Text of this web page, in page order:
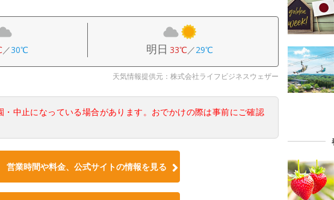
／30℃ 明日 33℃／29℃
天気情報提供元：株式会社ライフビジネスウェザー
中止になっている場合があります。おでかけの際は事前にご確認
営業時間や料金、公式サイトの情報を見る